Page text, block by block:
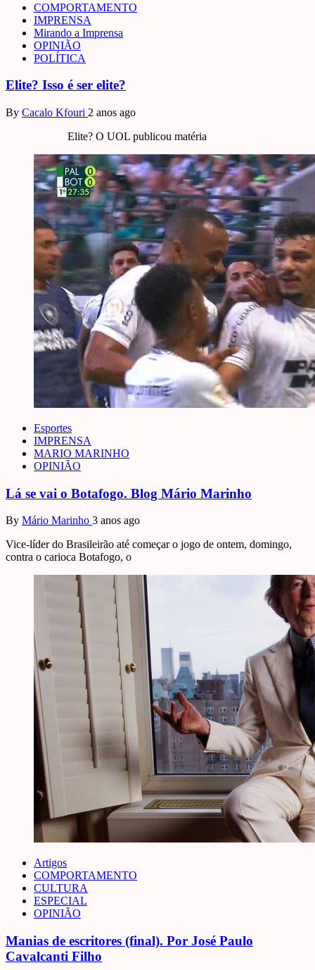
COMPORTAMENTO
IMPRENSA
Mirando a Imprensa
OPINIÃO
POLÍTICA
Elite? Isso é ser elite?
By Cacalo Kfouri 2 anos ago
Elite? O UOL publicou matéria
Esportes
IMPRENSA
MARIO MARINHO
OPINIÃO
Lá se vai o Botafogo. Blog Mário Marinho
By Mário Marinho 3 anos ago
Vice-líder do Brasileirão até começar o jogo de ontem, domingo,
contra o carioca Botafogo, o
Artigos
COMPORTAMENTO
CULTURA
ESPECIAL
OPINIÃO
Manias de escritores (final). Por José Paulo
Cavalcanti Filho